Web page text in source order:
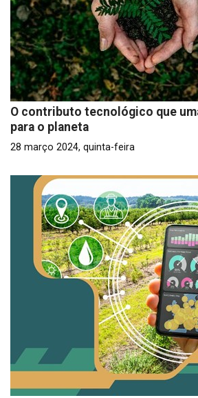
O contributo tecnológico que
para o planeta
28 março 2024, quinta-feira